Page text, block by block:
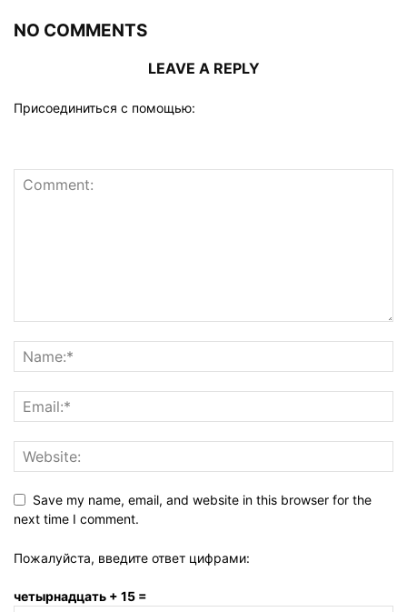
NO COMMENTS
LEAVE A REPLY
Присоединиться с помощью:
Save my name, email, and website in this browser for the
next time I comment.
Пожалуйста, введите ответ цифрами:
четырнадцать + 15 =